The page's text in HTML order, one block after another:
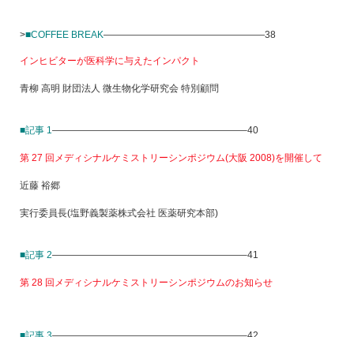
>■COFFEE BREAK—————————————————38
インヒビターが医科学に与えたインパクト
青柳 高明 財団法人 微生物化学研究会 特別顧問
■記事 1 ————————————————————–40
第 27 回メディシナルケミストリーシンポジウム(大阪 2008)を開催して
近藤 裕郷
実行委員長(塩野義製薬株式会社 医薬研究本部)
■記事 2————————————————————–41
第 28 回メディシナルケミストリーシンポジウムのお知らせ